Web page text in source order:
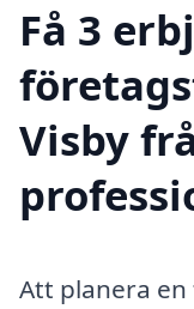
Få 3
Visby
Att planera